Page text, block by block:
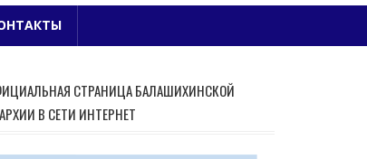
СТРАНИЦА БАЛАШИХИНСКОЙ
В СЕТИ ИНТЕРНЕТ